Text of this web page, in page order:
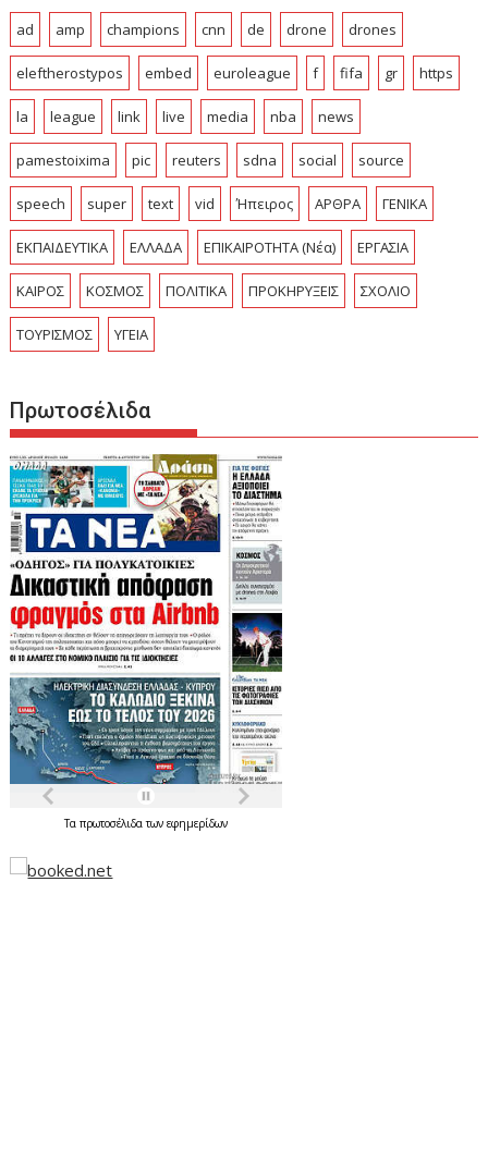
ad amp champions cnn de drone drones
eleftherostypos embed euroleague f fifa gr https
la league link live media nba news
pamestoixima pic reuters sdna social source
speech super text vid Ήπειρος ΑΡΘΡΑ ΓΕΝΙΚΑ
ΕΚΠΑΙΔΕΥΤΙΚΑ ΕΛΛΑΔΑ ΕΠΙΚΑΙΡΟΤΗΤΑ (Νέα) ΕΡΓΑΣΙΑ
ΚΑΙΡΟΣ ΚΟΣΜΟΣ ΠΟΛΙΤΙΚΑ ΠΡΟΚΗΡΥΞΕΙΣ ΣΧΟΛΙΟ
ΤΟΥΡΙΣΜΟΣ ΥΓΕΙΑ
Πρωτοσέλιδα
Ταπρωτοσέλιδατωνεφημερίδων